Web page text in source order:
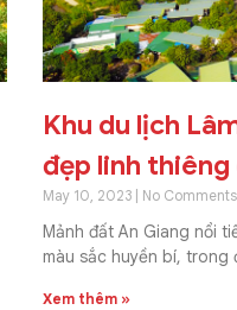
Khu du lịch
đẹp linh
May 10, 2023 No Comments
Mảnh đất An Giang nổi
màu sắc huyền bí, trong
Xem thêm »